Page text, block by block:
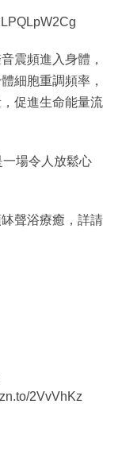
震頻進入身體，
細胞重調頻率，
促進生命能量流
場令人放鬆心
聲浴療癒，詳請
2VvVhKz